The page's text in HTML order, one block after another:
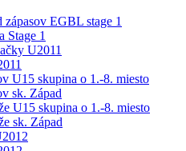
zápasov EGBL stage 1
Stage 1
U2011
U15 skupina o 1.-8. miesto
sk. Západ
U15 skupina o 1.-8. miesto
sk. Západ